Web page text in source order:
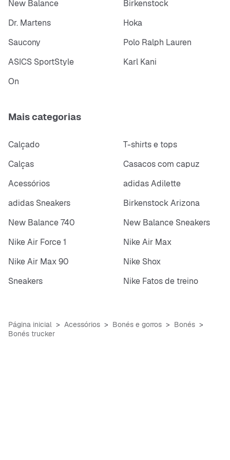
New Balance
Birkenstock
Dr. Martens
Hoka
Saucony
Polo Ralph Lauren
ASICS SportStyle
Karl Kani
On
Mais categorias
Calçado
T-shirts e tops
Calças
Casacos com capuz
Acessórios
adidas Adilette
adidas Sneakers
Birkenstock Arizona
New Balance 740
New Balance Sneakers
Nike Air Force 1
Nike Air Max
Nike Air Max 90
Nike Shox
Sneakers
Nike Fatos de treino
Página inicial Acessórios Bonés e gorros
Bonés
Bonés trucker